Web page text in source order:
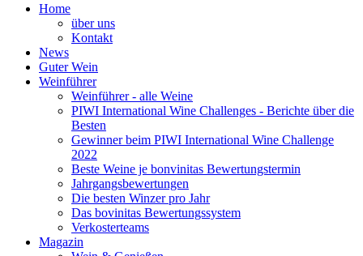
Home
über uns
Kontakt
News
Guter Wein
Weinführer
Weinführer - alle Weine
PIWI International Wine Challenges - Berichte über die
Besten
Gewinner beim PIWI International Wine Challenge
2022
Beste Weine je bonvinitas Bewertungstermin
Jahrgangsbewertungen
Die besten Winzer pro Jahr
Das bovinitas Bewertungssystem
Verkosterteams
Magazin